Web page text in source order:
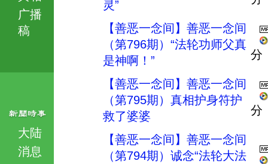
广播
稿
大陆
消息
灵”
【善恶一念间】善恶一念间
（第796期）“法轮功师父真
是神啊！”
分
【善恶一念间】善恶一念间
（第795期）真相护身符护
救了婆婆
分
【善恶一念间】善恶一念间
（第794期）诚念“法轮大法